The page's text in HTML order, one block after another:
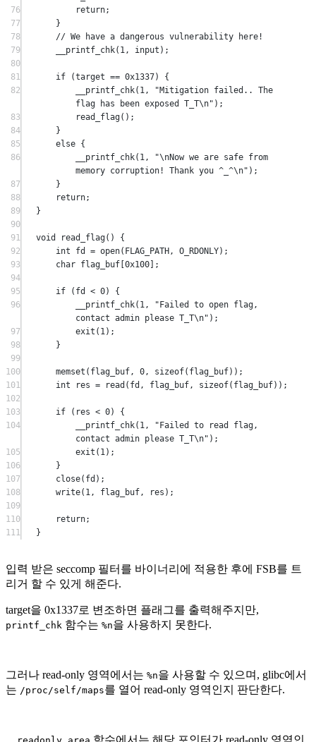
76
return;
77
}
78
// We have a dangerous vulnerability here!
79
__printf_chk( 1 , input);
80
81
if (target == 0x1337) {
82
__printf_chk( 1 ,
"Mitigation failed.. The
flag has been exposed T_T\n" );
83
read_flag();
84
}
85
else {
86
__printf_chk( 1 , "\nNow we are safe from
memory corruption! Thank you ^_^\n" );
87
}
88
return;
89
}
90
91
void read_flag() {
92
int fd = open(FLAG_PATH, O_RDONLY);
93
char flag_buf[0x100];
94
95
if (fd < 0) {
96
__printf_chk( 1 ,
"Failed to open flag,
contact admin please T_T\n" );
97
exit ( 1 );
98
}
99
100
memset (flag_buf, 0, sizeof(flag_buf));
101
int res = read (fd, flag_buf, sizeof(flag_buf));
102
103
if (res < 0) {
104
__printf_chk( 1 ,
"Failed to read flag,
contact admin please T_T\n" );
105
exit ( 1 );
106
}
107
close(fd);
108
write( 1 , flag_buf, res);
109
110
return;
111
}
입력 받은 seccomp 필터를 바이너리에 적용한 후에 FSB를 트
리거 할 수 있게 해준다.
target을 0x1337로 변조하면 플래그를 출력해주지만,
printf_chk 함수는 %n을 사용하지 못한다.
그러나 read-only 영역에서는 %n을 사용할 수 있으며, glibc에서
는 /proc/self/maps를 열어 read-only 영역인지 판단한다.
함수에서는 해당 포인터가 read-only 영역인